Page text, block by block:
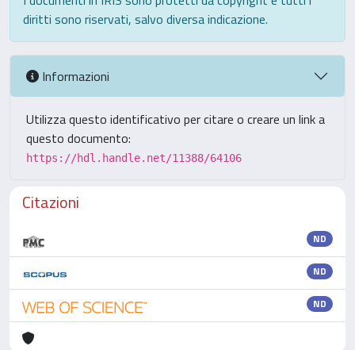
diritti sono riservati, salvo diversa indicazione.
Informazioni
Utilizza questo identificativo per citare o creare un link a
questo documento:
https://hdl.handle.net/11388/64106
Citazioni
ND
ND
ND